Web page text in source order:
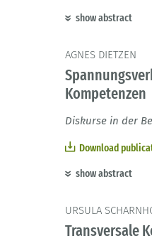
show abstract
AGNES DIETZEN
Kompetenzen
Diskurse in der
Download
show abstract
URSULA
Transversale